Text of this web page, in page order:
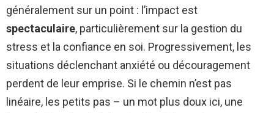
généralement sur un point : l’impact est
spectaculaire, particulièrement sur la gestion du
stress et la confiance en soi. Progressivement, les
situations déclenchant anxiété ou découragement
perdent de leur emprise. Si le chemin n’est pas
linéaire, les petits pas – un mot plus doux ici, une